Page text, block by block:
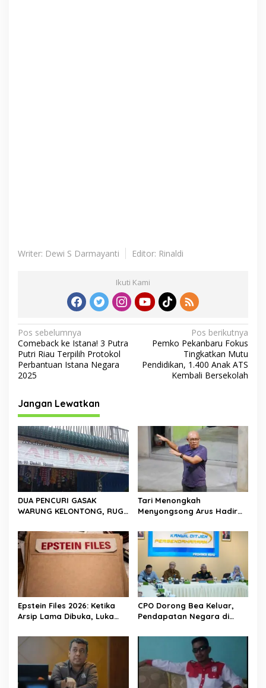
Writer: Dewi S Darmayanti Editor: Rinaldi
Ikuti Kami
N
a
v
g
a
s
i
p
o
s
Pos sebelumnya
Comeback ke Istana! 3 Putra
Putri Riau Terpilih Protokol
Perbantuan Istana Negara
2025
Pos berikutnya
Pemko Pekanbaru Fokus
Tingkatkan Mutu
Pendidikan, 1.400 Anak ATS
Kembali Bersekolah
Jangan Lewatkan
DUA PENCURI GASAK
WARUNG KELONTONG, RUGI
Tari Menongkah
Menyongsong Arus Hadir
Epstein Files 2026: Ketika
Arsip Lama Dibuka, Luka
CPO Dorong Bea Keluar,
Pendapatan Negara di